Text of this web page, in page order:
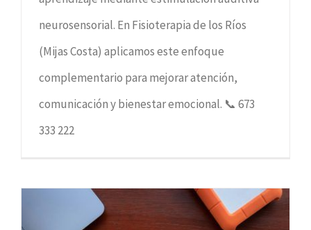
neurosensorial. En Fisioterapia de los Ríos
(Mijas Costa) aplicamos este enfoque
complementario para mejorar atención,
comunicación y bienestar emocional. 📞 673
333 222